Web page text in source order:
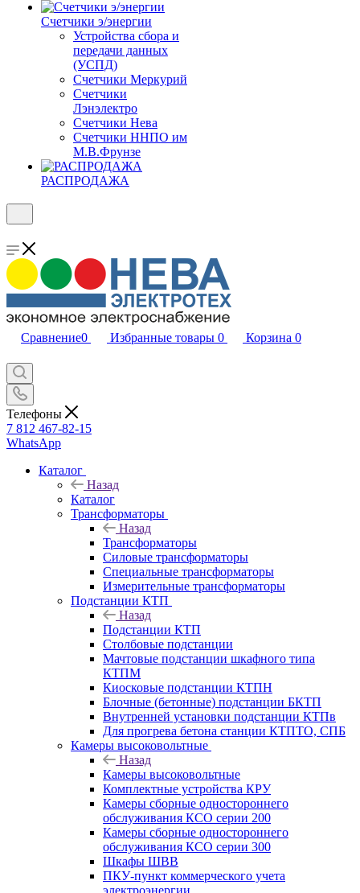
Счетчики э/энергии
Устройства сбора и
передачи данных
(УСПД)
Счетчики Меркурий
Счетчики
Лэнэлектро
Счетчики Нева
Счетчики ННПО им
М.В.Фрунзе
РАСПРОДАЖА
Сравнение0 Избранные товары 0 Корзина 0
Телефоны
7 812 467-82-15
WhatsApp
Каталог
Назад
Каталог
Трансформаторы
Назад
Трансформаторы
Силовые трансформаторы
Специальные трансформаторы
Измерительные трансформаторы
Подстанции КТП
Назад
Подстанции КТП
Столбовые подстанции
Мачтовые подстанции шкафного типа
КТПМ
Киосковые подстанции КТПН
Блочные (бетонные) подстанции БКТП
Внутренней установки подстанции КТПв
Для прогрева бетона станции КТПТО, СПБ
Камеры высоковольтные
Назад
Камеры высоковольтные
Комплектные устройства КРУ
Камеры сборные одностороннего
обслуживания КСО серии 200
Камеры сборные одностороннего
обслуживания КСО серии 300
Шкафы ШВВ
ПКУ-пункт коммерческого учета
электроэнергии